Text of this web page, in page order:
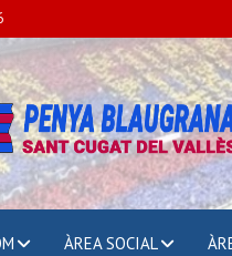
ÀREA SOCIAL